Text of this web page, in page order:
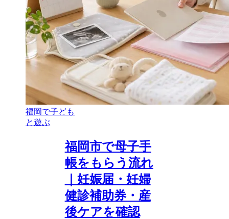
福岡で子ども
と遊ぶ
福岡市で母子手
帳をもらう流れ
｜妊娠届・妊婦
健診補助券・産
後ケアを確認